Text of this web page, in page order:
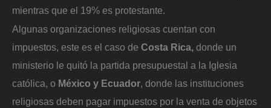
mientras que el 19% es protestante.
Algunas organizaciones religiosas cuentan con
impuestos, este es el caso de Costa Rica, donde un
ministerio le quitó la partida presupuestal a la Iglesia
católica, o México y Ecuador, donde las instituciones
religiosas deben pagar impuestos por la venta de objetos